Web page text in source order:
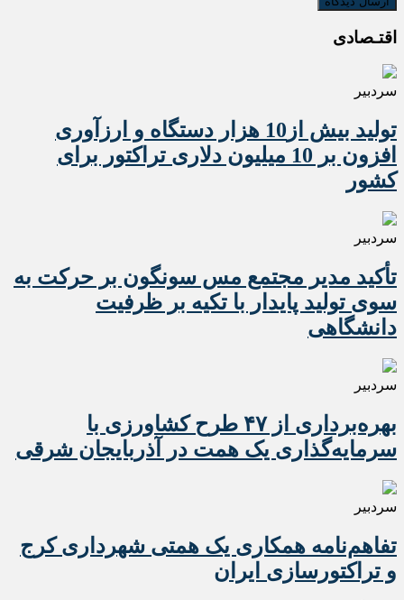
اقتـصادی
سردبیر
تولید بیش از10 هزار دستگاه و ارزآوری
افزون بر 10 میلیون دلاری تراکتور برای
کشور
سردبیر
تأکید مدیر مجتمع مس سونگون بر حرکت به
سوی تولید پایدار با تکیه بر ظرفیت
دانشگاهی
سردبیر
بهره‌برداری از ۴۷ طرح کشاورزی با
سرمایه‌گذاری یک همت در آذربایجان شرقی
سردبیر
تفاهم‌نامه همکاری یک همتی شهرداری کرج
و تراکتورسازی ایران